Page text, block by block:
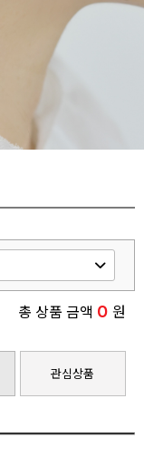
총 상품 금액 0 원
관심상품